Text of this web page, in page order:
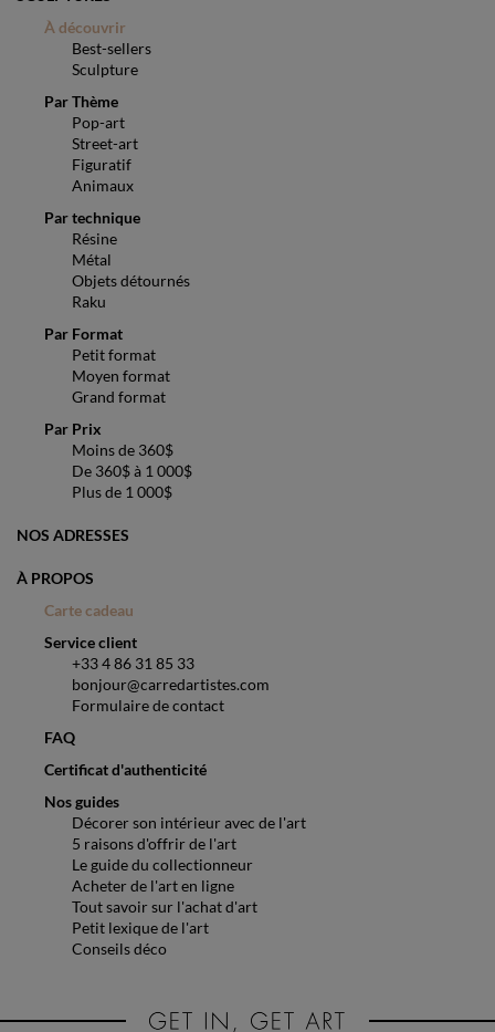
À découvrir
Best-sellers
Sculpture
Par Thème
Pop-art
Street-art
Figuratif
Animaux
Par technique
Résine
Métal
Objets détournés
Raku
Par Format
Petit format
Moyen format
Grand format
Par Prix
Moins de 360$
De 360$ à 1 000$
Plus de 1 000$
NOS ADRESSES
À PROPOS
Carte cadeau
Service client
+33 4 86 31 85 33
bonjour@carredartistes.com
Formulaire de contact
FAQ
Certificat d'authenticité
Nos guides
Décorer son intérieur avec de l'art
5 raisons d'offrir de l'art
Le guide du collectionneur
Acheter de l'art en ligne
Tout savoir sur l'achat d'art
Petit lexique de l'art
Conseils déco